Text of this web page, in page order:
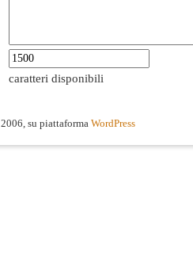
caratteri disponibili
2006, su piattaforma WordPress